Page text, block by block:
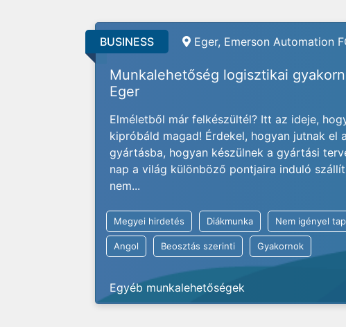
BUSINESS Eger, Emerson Automation
Munkalehetőség logisztikai
Eger
Elméletből már felkészültél? Itt az ideje,
kipróbáld magad! Érdekel, hogyan jutnak el
gyártásba, hogyan készülnek a gyártási
nap a világ különböző pontjaira induló
nem...
Megyei hirdetés Diákmunka Nem igényel
Angol Beosztás szerinti Gyakornok
Egyéb munkalehetőségek